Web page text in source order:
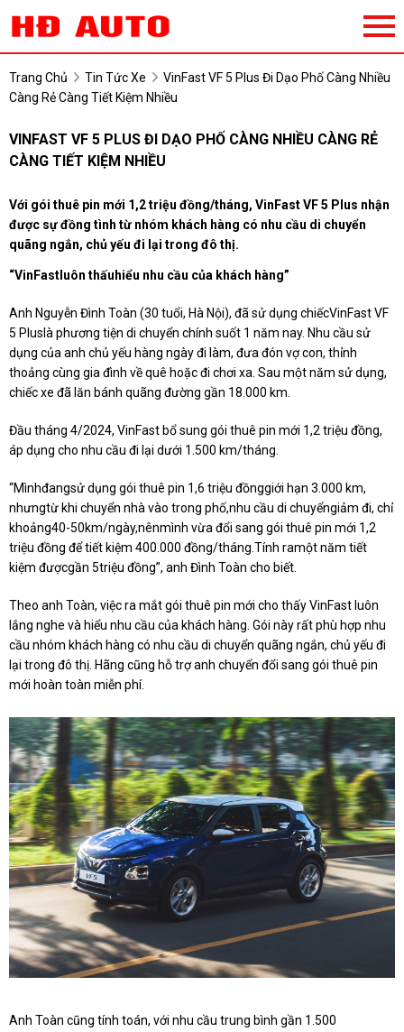
Trang Chủ Tin Tức Xe
VinFast VF 5 Plus Đi Dạo Phố Càng Nhiều
Càng Rẻ Càng Tiết Kiệm Nhiều
VINFAST VF 5 PLUS ĐI DẠO PHỐ CÀNG NHIỀU CÀNG RẺ
CÀNG TIẾT KIỆM NHIỀU
Với gói thuê pin mới 1,2 triệu đồng/tháng, VinFast VF 5 Plus nhận
được sự đồng tình từ nhóm khách hàng có nhu cầu di chuyển
quãng ngắn, chủ yếu đi lại trong đô thị.
“VinFast luôn thấu hiểu nhu cầu của khách hàng”
Anh Nguyễn Đình Toàn (30 tuổi, Hà Nội), đã sử dụng chiếcVinFast VF
5 Pluslà phương tiện di chuyển chính suốt 1 năm nay. Nhu cầu sử
dụng của anh chủ yếu hàng ngày đi làm, đưa đón vợ con, thỉnh
thoảng cùng gia đình về quê hoặc đi chơi xa. Sau một năm sử dụng,
chiếc xe đã lăn bánh quãng đường gần 18.000 km.
Đầu tháng 4/2024, VinFast bổ sung gói thuê pin mới 1,2 triệu đồng,
áp dụng cho nhu cầu đi lại dưới 1.500 km/tháng.
“Mìnhđangsử dụng gói thuê pin 1,6 triệu đồnggiới hạn 3.000 km,
nhưngtừ khi chuyển nhà vào trong phố,nhu cầu di chuyểngiảm đi, chỉ
khoảng40-50km/ngày,nênmình vừa đổi sang gói thuê pin mới 1,2
triệu đồng để tiết kiệm 400.000 đồng/tháng.Tính ramột năm tiết
kiệm đượcgần 5triệu đồng”, anh Đình Toàn cho biết.
Theo anh Toàn, việc ra mắt gói thuê pin mới cho thấy VinFast luôn
lắng nghe và hiểu nhu cầu của khách hàng. Gói này rất phù hợp nhu
cầu nhóm khách hàng có nhu cầu di chuyển quãng ngắn, chủ yếu đi
lại trong đô thị. Hãng cũng hỗ trợ anh chuyển đổi sang gói thuê pin
mới hoàn toàn miễn phí.
Anh Toàn cũng tính toán, với nhu cầu trung bình gần 1.500